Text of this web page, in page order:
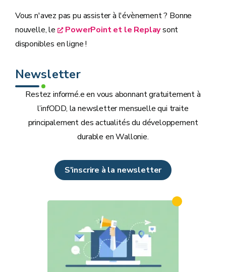
Vous n'avez pas pu assister à l'évènement ? Bonne
nouvelle, le
PowerPoint et le Replaysont
disponibles en ligne !
Newsletter
Restez informé.e en vous abonnant gratuitement à
l’infODD, la newsletter mensuelle qui traite
principalement des actualités du développement
durable en Wallonie.
S'inscrire à la newsletter